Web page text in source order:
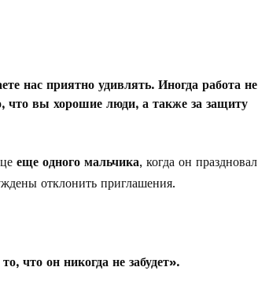
нас приятно удивлять. Иногда работа не
что вы хорошие люди, а также за защиту
еще одного мальчика, когда он праздновал
отклонить приглашения.
что он никогда не забудет».